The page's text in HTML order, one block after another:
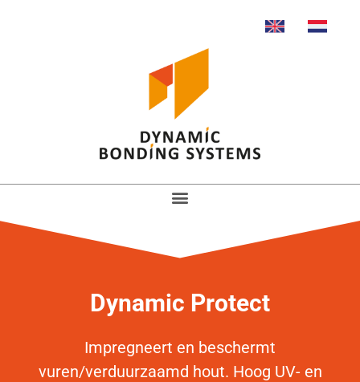
Dynamic Protect
Impregneert en beschermt
vuren/verduurzaamd hout. Hoog UV- en